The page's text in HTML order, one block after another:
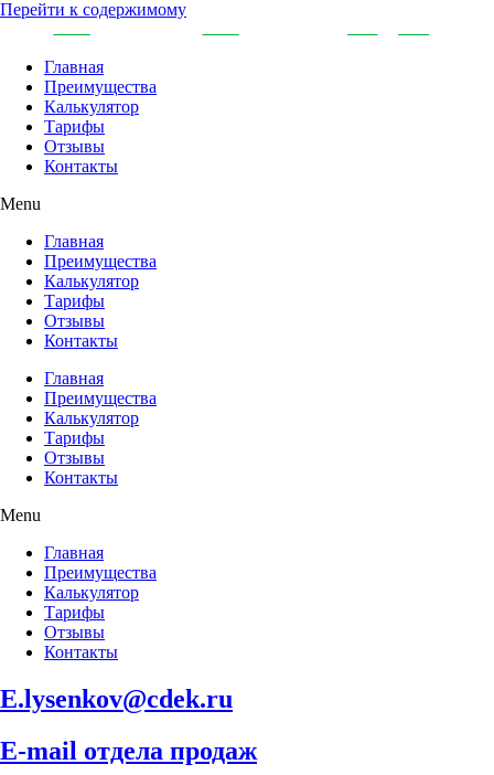
Перейти к содержимому
Главная
Преимущества
Калькулятор
Тарифы
Отзывы
Контакты
Menu
Главная
Преимущества
Калькулятор
Тарифы
Отзывы
Контакты
Главная
Преимущества
Калькулятор
Тарифы
Отзывы
Контакты
Menu
Главная
Преимущества
Калькулятор
Тарифы
Отзывы
Контакты
E.lysenkov@cdek.ru
E-mail отдела продаж